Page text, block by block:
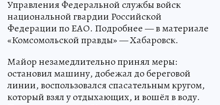
Управления Федеральной службы войск
национальной гвардии Российской
Федерации по ЕАО. Подробнее — в материале
«Комсомольской правды» — Хабаровск.
Майор незамедлительно принял меры:
остановил машину, добежал до береговой
линии, воспользовался спасательным кругом,
который взял у отдыхающих, и вошёл в воду.